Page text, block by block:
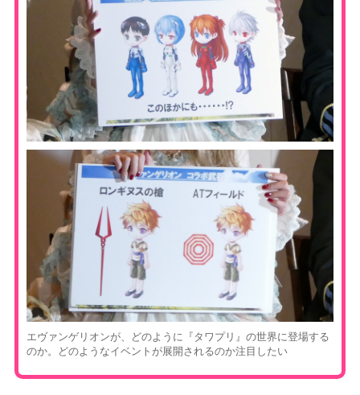
エヴァンゲリオンが、どのように『タワプリ』の世界に登場する
のか。どのようなイベントが展開されるのか注目したい